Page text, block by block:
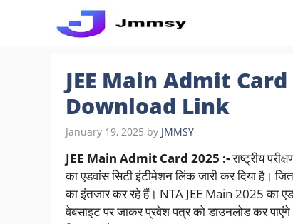
JEE Main Admit
Download Link
January 19, 2025 by JMMSY
JEE Main Admit Card 2025 :-राष्ट्रीय
का एडवांस सिटी इंटीमेशन लिंक जारी कर दिया है।
का इंतजार कर रहे हैं। NTA JEE Main 2025 का
वेबसाइट पर जाकर प्रवेश पत्र को डाउनलोड कर